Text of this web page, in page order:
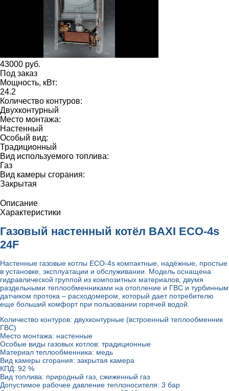
43000 руб.
Под заказ
Мощность, кВт:
24.2
Количество контуров:
Двухконтурный
Место монтажа:
Настенный
Особый вид:
Традиционный
Вид используемого топлива:
Газ
Вид камеры сгорания:
Закрытая
Описание
Характеристики
Газовый настенный котёл BAXI ECO-4s
24F
Настенные газовые котлы ECO-4s компактные, надёжные, простые
в установке, эксплуатации и обслуживании. Модель оснащена
гидравлической группой из композитных материалов, двумя
раздельными теплообменниками на отопление и ГВС и турбинным
датчиком протока – расходомером, который дает потребителю
еще больший комфорт при пользовании горячей водой.
Количество контуров: двухконтурные (встроенный теплообменник
ГВС)
Место монтажа: настенные
Особые виды газовых котлов: традиционные
Материал теплообменника: медь
Вид камеры сгорания: закрытая камера
КПД: 92 %
Вид топлива: природный газ, сжиженный газ
Допустимое рабочее давление теплоносителя: 3 бар